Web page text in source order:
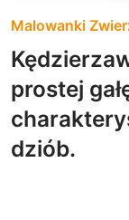
Malowanki
prostej
dziób.